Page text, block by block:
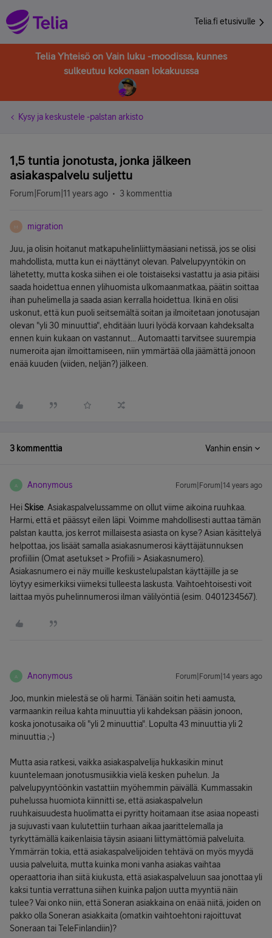
Telia.fi etusivulle
Telia Yhteisö on Vain luku -moodissa, kunnes
sulkeutuu kokonaan lokakuussa
Kysy ja keskustele -palstan arkisto
1,5 tuntia jonotusta, jonka jälkeen
asiakaspalvelu suljettu
Forum|Forum|11 years ago 3 kommenttia
M migration
Juu, ja olisin hoitanut matkapuhelinliittymäasiani netissä, jos se olisi
mahdollista, mutta kun ei näyttänyt olevan. Palvelupyyntökin on
lähetetty, mutta koska siihen ei ole toistaiseksi vastattu ja asia pitäisi
saada hoidettua ennen ylihuomista ulkomaanmatkaa, päätin soittaa
ihan puhelimella ja saada asian kerralla hoidettua. Ikinä en olisi
uskonut, että kun puoli seitsemältä soitan ja ilmoitetaan jonotusajan
olevan "yli 30 minuuttia", ehditään luuri lyödä korvaan kahdeksalta
ennen kuin kukaan on vastannut... Automaatti tarvitsee suurempia
numeroita ajan ilmoittamiseen, niin ymmärtää olla jäämättä jonoon
enää kuuden (viiden, neljän?) jälkeen.
3 kommenttia Vanhin ensin
A Anonymous Forum|Forum|14 years ago
HeiSkise . Asiakaspalvelussamme on ollut viime aikoina ruuhkaa.
Harmi, että et päässyt eilen läpi. Voimme mahdollisesti auttaa tämän
palstan kautta, jos kerrot millaisesta asiasta on kyse? Asian käsittelyä
helpottaa, jos lisäät samalla asiakasnumerosi käyttäjätunnuksen
profiiliin (Omat asetukset > Profiili > Asiakasnumero).
Asiakasnumero ei näy muille keskustelupalstan käyttäjille ja se
löytyy esimerkiksi viimeksi tulleesta laskusta. Vaihtoehtoisesti voit
laittaa myös puhelinnumerosi ilman välilyöntiä (esim. 0401234567).
A Anonymous Forum|Forum|14 years ago
Joo, munkin mielestä se oli harmi. Tänään soitin heti aamusta,
varmaankin reilua kahta minuuttia yli kahdeksan pääsin jonoon,
koska jonotusaika oli "yli 2 minuuttia". Lopulta 43 minuuttia yli 2
minuuttia ;-)
Mutta asia ratkesi, vaikka asiakaspalvelija hukkasikin minut
kuuntelemaan jonotusmusiikkia vielä kesken puhelun. Ja
palvelupyyntöönkin vastattiin myöhemmin päivällä. Kummassakin
puhelussa huomiota kiinnitti se, että asiakaspalvelun
ruuhkaisuudesta huolimatta ei pyritty hoitamaan itse asiaa nopeasti
ja sujuvasti vaan kulutettiin turhaan aikaa jaarittelemalla ja
tyrkyttämällä kaikenlaisia täysin asiaani liittymättömiä palveluita.
Ymmärrän tokia, että asiakaspalvelijoiden tehtävä on myös myydä
uusia palveluita, mutta kuinka moni vanha asiakas vaihtaa
operaattoria ihan siitä kiukusta, että asiakaspalveluun saa jonottaa yli
kaksi tuntia verrattuna siihen kuinka paljon uutta myyntiä näin
tulee? Vai onko niin, että Soneran asiakkaina on enää niitä, joiden on
pakko olla Soneran asiakkaita (omatkin vaihtoehtoni rajoittuvat
Soneraan tai TeleFinlandiin)?